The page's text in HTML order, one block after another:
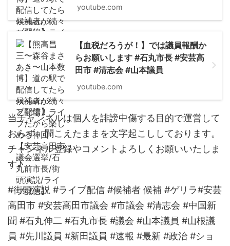
youtube.com
【血税だろうが！】では議員報酬か
らお願いします #石丸市長 #安芸高
田市 #清志会 #山本議員
youtube.com
当チャンネルは個人を誹謗中傷する目的で運営して
おらず、聞こえたままを文字起こししております。
チャンネル登録やコメントよろしくお願いいたしま
す♪
#街頭演説 #ライブ配信 #候補者 候補 #ゲリラ#安芸
高田市 #安芸高田市議会 #市議会 #清志会 #中国新
聞 #石丸伸二 #石丸市長 #議会 #山本議員 #山根議
員 #先川議員 #新田議員 #速報 #最新 #政治 #ショ